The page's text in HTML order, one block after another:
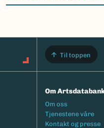
Til toppen
Om
Footermeny
Om oss
Tjenestene våre
Kontakt og presse